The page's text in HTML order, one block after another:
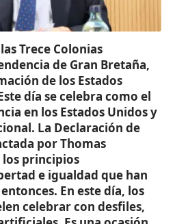
Trece Colonias
de Gran Bretaña,
de los Estados
día se celebra como el
en los Estados Unidos y
La Declaración de
por Thomas
los principios
e igualdad que han
En este día, los
celebrar con desfiles,